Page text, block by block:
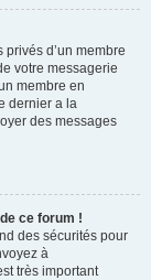
d’un membre
votre messagerie
membre en
dernier a la
des messages
ce forum !
des sécurités pour
à
très important